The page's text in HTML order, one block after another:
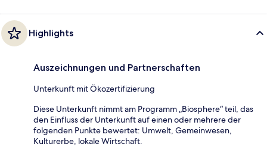
Highlights
Auszeichnungen und Partnerschaften
Unterkunft mit Ökozertifizierung
Diese Unterkunft nimmt am Programm „Biosphere“ teil, das
den Einfluss der Unterkunft auf einen oder mehrere der
folgenden Punkte bewertet: Umwelt, Gemeinwesen,
Kulturerbe, lokale Wirtschaft.